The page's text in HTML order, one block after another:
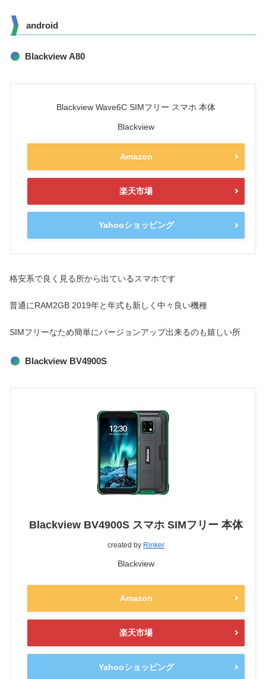
android
Blackview A80
Blackview Wave6C SIMフリー スマホ 本体
Blackview
Amazon
楽天市場
Yahooショッピング
格安系で良く見る所から出ているスマホです
普通にRAM2GB 2019年と年式も新しく中々良い機種
SIMフリーなため簡単にバージョンアップ出来るのも嬉しい所
Blackview BV4900S
Blackview BV4900S スマホ SIMフリー 本体
created by Rinker
Blackview
Amazon
楽天市場
Yahooショッピング